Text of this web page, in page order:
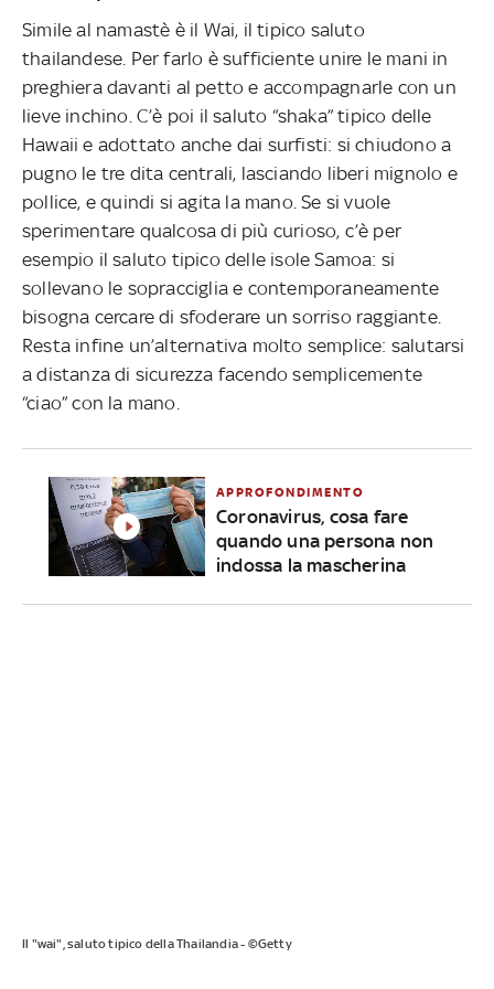
Simile al namastè è il Wai, il tipico saluto
thailandese. Per farlo è sufficiente unire le mani in
preghiera davanti al petto e accompagnarle con un
lieve inchino. C’è poi il saluto “shaka” tipico delle
Hawaii e adottato anche dai surfisti: si chiudono a
pugno le tre dita centrali, lasciando liberi mignolo e
pollice, e quindi si agita la mano. Se si vuole
sperimentare qualcosa di più curioso, c’è per
esempio il saluto tipico delle isole Samoa: si
sollevano le sopracciglia e contemporaneamente
bisogna cercare di sfoderare un sorriso raggiante.
Resta infine un’alternativa molto semplice: salutarsi
a distanza di sicurezza facendo semplicemente
“ciao” con la mano.
APPROFONDIMENTO
Coronavirus, cosa fare
quando una persona non
indossa la mascherina
Il "wai", saluto tipico della Thailandia - ©Getty